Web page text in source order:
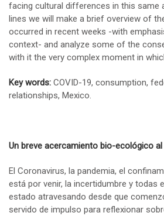
facing cultural differences in this same
lines we will make a brief overview of
occurred in recent weeks -with
context- and analyze some of the
with it the very complex moment in
Key words: COVID-19, consumption,
relationships, Mexico.
Un breve acercamiento bio-ecológico
El Coronavirus, la pandemia, el
está por venir, la incertidumbre y todas
estado atravesando desde que
servido de impulso para reflexionar